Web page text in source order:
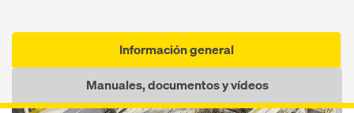
Información general
Manuales, documentos y vídeos